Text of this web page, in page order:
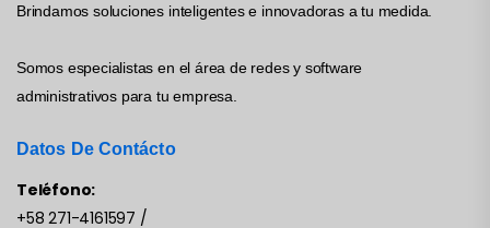
Brindamos soluciones inteligentes e innovadoras a tu medida.
Somos especialistas en el área de redes y software
administrativos para tu empresa.
Datos De Contácto
Teléfono:
+58 271-4161597 /